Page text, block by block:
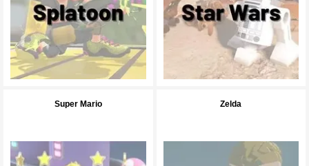
Super Mario Zelda